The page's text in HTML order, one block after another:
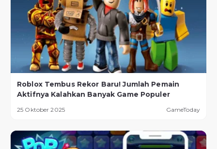
Roblox Tembus Rekor Baru! Jumlah Pemain
Aktifnya Kalahkan Banyak Game Populer
25 Oktober 2025 GameToday